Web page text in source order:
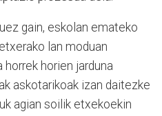
gain, eskolan emateko
lan moduan
horien jarduna
askotarikoak izan daitezke
agian soilik etxekoekin